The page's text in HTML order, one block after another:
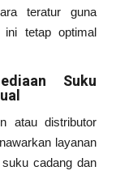
teratur guna
ini tetap optimal
Suku
atau distributor
layanan
cadang dan